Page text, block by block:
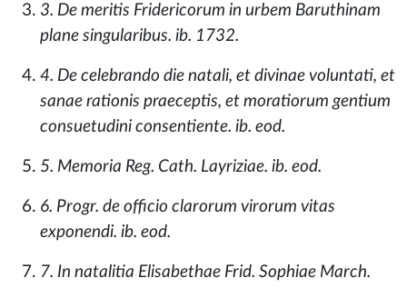
3. De meritis Fridericorum in urbem Baruthinam
plane singularibus. ib. 1732.
4. De celebrando die natali, et divinae voluntati, et
sanae rationis praeceptis, et moratiorum gentium
consuetudini consentiente. ib. eod.
5. Memoria Reg. Cath. Layriziae. ib. eod.
6. Progr. de officio clarorum virorum vitas
exponendi. ib. eod.
7. In natalitia Elisabethae Frid. Sophiae March.